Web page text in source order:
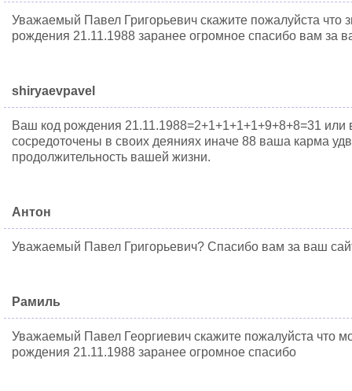
Уважаемый Павел Григорьевич скажите пожалуйста что
рождения 21.11.1988 заранее огромное спасибо вам за
shiryaevpavel
Ваш код рождения 21.11.1988=2+1+1+1+1+9+8+8=31
сосредоточены в своих деяниях иначе 88 ваша карма
продолжительность вашей жизни.
Антон
Уважаемый Павел Григорьевич? Спасибо вам за ваш
Рамиль
Уважаемый Павел Георгиевич скажите пожалуйста что
рождения 21.11.1988 заранее огромное спасибо